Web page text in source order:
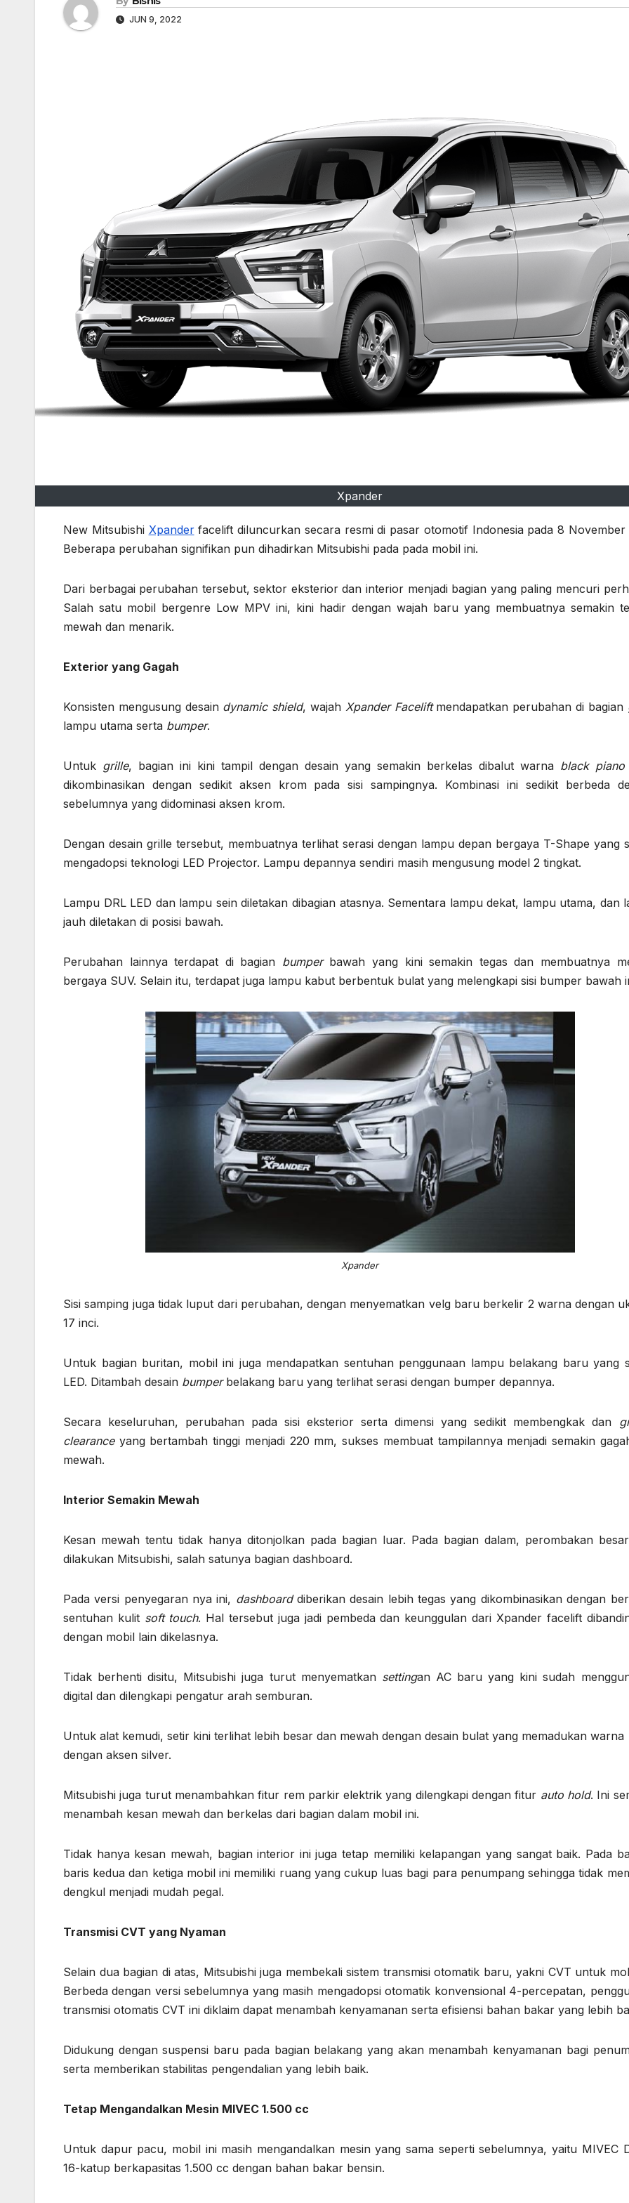
JUN 9, 2022
Xpander
New Mitsubishi Xpanderfacelift diluncurkan secara resmi di pasar otomotif Indonesia pada 8 November
Beberapa perubahan signifikan pun dihadirkan Mitsubishi pada pada mobil ini.
Dari berbagai perubahan tersebut, sektor eksterior dan interior menjadi bagian yang paling mencuri
Salah satu mobil bergenre Low MPV ini, kini hadir dengan wajah baru yang membuatnya semakin
mewah dan menarik.
Exterior yang Gagah
Konsisten mengusung desain dynamic shield, wajah Xpander Facelift mendapatkan perubahan di bagian
lampu utama serta bumper.
Untuk grille, bagian ini kini tampil dengan desain yang semakin berkelas dibalut warna black piano
dikombinasikan dengan sedikit aksen krom pada sisi sampingnya. Kombinasi ini sedikit berbeda
sebelumnya yang didominasi aksen krom.
Dengan desain grille tersebut, membuatnya terlihat serasi dengan lampu depan bergaya T-Shape yang
mengadopsi teknologi LED Projector. Lampu depannya sendiri masih mengusung model 2 tingkat.
Lampu DRL LED dan lampu sein diletakan dibagian atasnya. Sementara lampu dekat, lampu utama, dan
jauh diletakan di posisi bawah.
Perubahan lainnya terdapat di bagian bumperbawah yang kini semakin tegas dan membuatnya
bergaya SUV. Selain itu, terdapat juga lampu kabut berbentuk bulat yang melengkapi sisi bumper bawah
Xpander
Sisi samping juga tidak luput dari perubahan, dengan menyematkan velg baru berkelir 2 warna dengan
17 inci.
Untuk bagian buritan, mobil ini juga mendapatkan sentuhan penggunaan lampu belakang baru yang
LED. Ditambah desain bumperbelakang baru yang terlihat serasi dengan bumper depannya.
Secara keseluruhan, perubahan pada sisi eksterior serta dimensi yang sedikit membengkak dan
clearanceyang bertambah tinggi menjadi 220 mm, sukses membuat tampilannya menjadi semakin
mewah.
Interior Semakin Mewah
Kesan mewah tentu tidak hanya ditonjolkan pada bagian luar. Pada bagian dalam, perombakan
dilakukan Mitsubishi, salah satunya bagian dashboard.
Pada versi penyegaran nya ini, dashboarddiberikan desain lebih tegas yang dikombinasikan dengan
sentuhan kulit soft touch. Hal tersebut juga jadi pembeda dan keunggulan dari Xpander facelift
dengan mobil lain dikelasnya.
Tidak berhenti disitu, Mitsubishi juga turut menyematkan settingan AC baru yang kini sudah
digital dan dilengkapi pengatur arah semburan.
Untuk alat kemudi, setir kini terlihat lebih besar dan mewah dengan desain bulat yang memadukan warna
dengan aksen silver.
Mitsubishi juga turut menambahkan fitur rem parkir elektrik yang dilengkapi dengan fitur auto hold. Ini
menambah kesan mewah dan berkelas dari bagian dalam mobil ini.
Tidak hanya kesan mewah, bagian interior ini juga tetap memiliki kelapangan yang sangat baik. Pada
baris kedua dan ketiga mobil ini memiliki ruang yang cukup luas bagi para penumpang sehingga tidak
dengkul menjadi mudah pegal.
Transmisi CVT yang Nyaman
Selain dua bagian di atas, Mitsubishi juga membekali sistem transmisi otomatik baru, yakni CVT untuk
Berbeda dengan versi sebelumnya yang masih mengadopsi otomatik konvensional 4-percepatan,
transmisi otomatis CVT ini diklaim dapat menambah kenyamanan serta efisiensi bahan bakar yang lebih
Didukung dengan suspensi baru pada bagian belakang yang akan menambah kenyamanan bagi
serta memberikan stabilitas pengendalian yang lebih baik.
Tetap Mengandalkan Mesin MIVEC 1.500 cc
Untuk dapur pacu, mobil ini masih mengandalkan mesin yang sama seperti sebelumnya, yaitu MIVEC
16-katup berkapasitas 1.500 cc dengan bahan bakar bensin.